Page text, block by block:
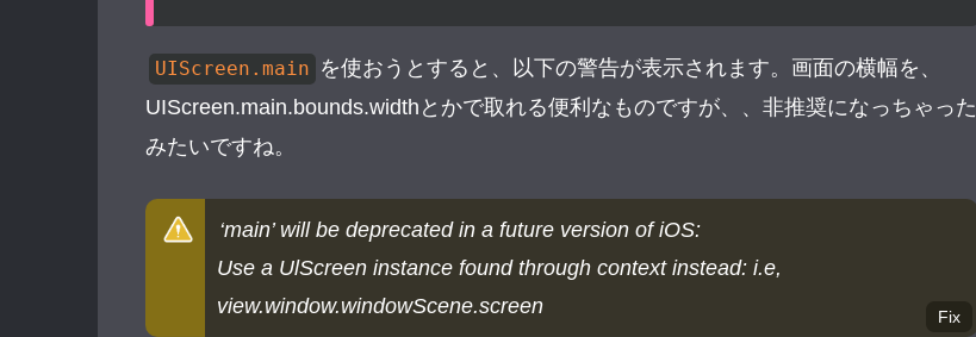
UIScreen.main を使おうとすると、以下の警告が表示されます。画面の横幅を、
UIScreen.main.bounds.widthとかで取れる便利なものですが、、非推奨になっちゃった
みたいですね。
‘main’ will be deprecated in a future version of iOS:
Use a UlScreen instance found through context instead: i.e,
view.window.windowScene.screen
Fix